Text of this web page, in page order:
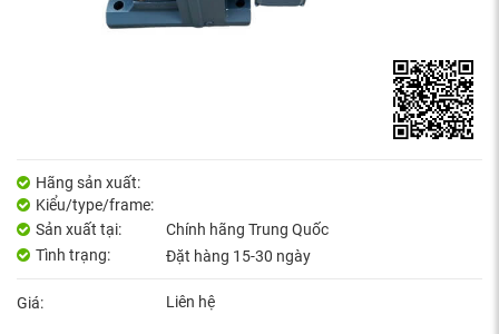
Hãng sản xuất:
Kiểu/type/frame:
Sản xuất tại:
Chính hãng Trung Quốc
Tình trạng:
Đặt hàng 15-30 ngày
Giá: Liên hệ